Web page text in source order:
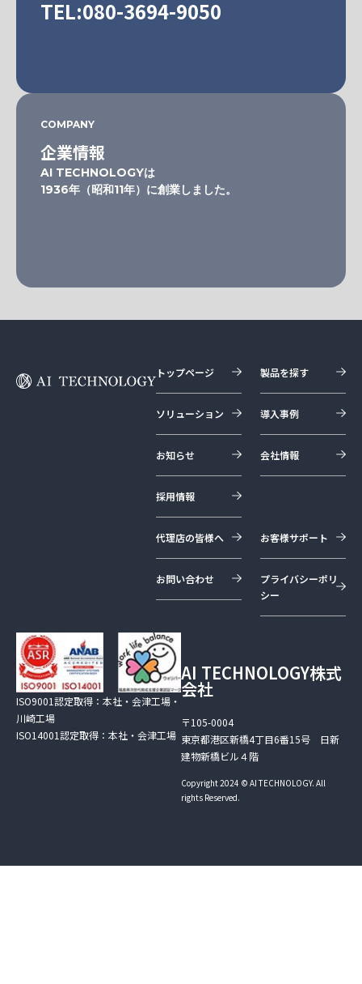
TEL:080-3694-9050
COMPANY
企業情報
AI TECHNOLOGYは
1936年（昭和11年）に創業しました。
トップページ 製品を探す
ソリューション 導入事例
お知らせ 会社情報
採用情報
代理店の皆様へ お客様サポート
お問い合わせ
プライバシーポリ
シー
AI TECHNOLOGY株式
会社
〒105-0004
東京都港区新橋4丁目6番15号 日新
建物新橋ビル４階
Copyright 2024 © AI TECHNOLOGY. All
rights Reserved.
ISO9001認定取得：本社・会津工場・
川崎工場
ISO14001認定取得：本社・会津工場